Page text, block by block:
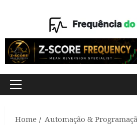
Primary
Home
Automação &